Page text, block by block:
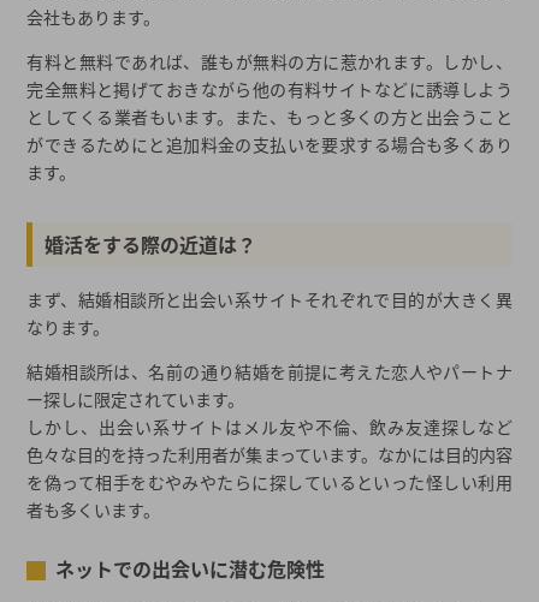
自信の表れ カウンセラー・スタッフの公表
悪い結婚相談所を見極めよう！～まとめ～
結婚相談所のそれぞれの特徴から活動スタイルをイメージしよう
データマッチング型
仲人型
出会いに絶対はない、活動次第で掴めるもの！
大手の結婚相談所とは？～人気が集まる理由～
②サポート内容
③イベント・交流の機会
大手結婚相談所への入会は本気度を表す?!
規模に関わらず、結婚相談所の決め手は信頼できるか否か。
結婚相談所で運命の出会いを手にしたい方へ
結婚相談所の会員数ってホント？～会員○万人の秘密、教えます
会社もあります。
有料と無料であれば、誰もが無料の方に惹かれます。しかし、
完全無料と掲げておきながら他の有料サイトなどに誘導しよう
としてくる業者もいます。また、もっと多くの方と出会うこと
ができるためにと追加料金の支払いを要求する場合も多くあり
ます。
婚活をする際の近道は？
まず、結婚相談所と出会い系サイトそれぞれで目的が大きく異
なります。
結婚相談所は、名前の通り結婚を前提に考えた恋人やパートナ
ー探しに限定されています。
しかし、出会い系サイトはメル友や不倫、飲み友達探しなど
色々な目的を持った利用者が集まっています。なかには目的内容
を偽って相手をむやみやたらに探しているといった怪しい利用
者も多くいます。
ネットでの出会いに潜む危険性